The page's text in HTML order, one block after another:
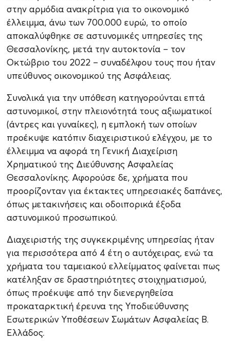
στην αρμόδια ανακρίτρια για το οικονομικό
έλλειμμα, άνω των 700.000 ευρώ, το οποίο
αποκαλύφθηκε σε αστυνομικές υπηρεσίες της
Θεσσαλονίκης, μετά την αυτοκτονία – τον
Οκτώβριο του 2022 – συναδέλφου τους που ήταν
υπεύθυνος οικονομικού της Ασφάλειας.
Συνολικά για την υπόθεση κατηγορούνται επτά
αστυνομικοί, στην πλειονότητά τους αξιωματικοί
(άντρες και γυναίκες), η εμπλοκή των οποίων
προέκυψε κατόπιν διαχειριστικού ελέγχου, με το
έλλειμμα να αφορά τη Γενική Διαχείριση
Χρηματικού της Διεύθυνσης Ασφαλείας
Θεσσαλονίκης. Αφορούσε δε, χρήματα που
προορίζονταν για έκτακτες υπηρεσιακές δαπάνες,
όπως μετακινήσεις και οδοιπορικά έξοδα
αστυνομικού προσωπικού.
Διαχειριστής της συγκεκριμένης υπηρεσίας ήταν
για περισσότερα από 4 έτη ο αυτόχειρας, ενώ τα
χρήματα του ταμειακού ελλείμματος φαίνεται πως
κατέληξαν σε δραστηριότητες στοιχηματισμού,
όπως προέκυψε από την διενεργηθείσα
προκαταρκτική έρευνα της Υποδιεύθυνσης
Εσωτερικών Υποθέσεων Σωμάτων Ασφαλείας Β.
Ελλάδος.